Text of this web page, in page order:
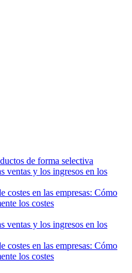
de forma selectiva
ventas y los ingresos en los
costes en las empresas: Cómo
los costes
ventas y los ingresos en los
costes en las empresas: Cómo
los costes